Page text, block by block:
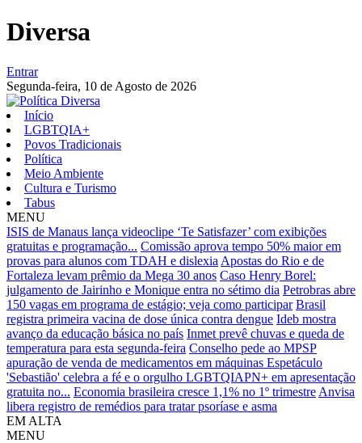
Diversa
Entrar
Segunda-feira, 10 de Agosto de 2026
Início
LGBTQIA+
Povos Tradicionais
Política
Meio Ambiente
Cultura e Turismo
Tabus
MENU
ISIS de Manaus lança videoclipe ‘Te Satisfazer’ com exibições
gratuitas e programação... Comissão aprova tempo 50% maior em
provas para alunos com TDAH e dislexia Apostas do Rio e de
Fortaleza levam prêmio da Mega 30 anos Caso Henry Borel:
julgamento de Jairinho e Monique entra no sétimo dia Petrobras abre
150 vagas em programa de estágio; veja como participar Brasil
registra primeira vacina de dose única contra dengue Ideb mostra
avanço da educação básica no país Inmet prevê chuvas e queda de
temperatura para esta segunda-feira Conselho pede ao MPSP
apuração de venda de medicamentos em máquinas Espetáculo
'Sebastião' celebra a fé e o orgulho LGBTQIAPN+ em apresentação
gratuita no... Economia brasileira cresce 1,1% no 1º trimestre Anvisa
libera registro de remédios para tratar psoríase e asma
EM ALTA
MENU